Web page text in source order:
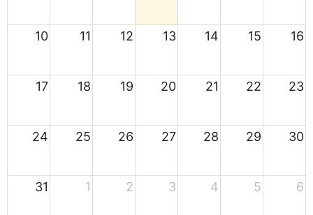
10 11 12 13 14 15 16
17 18 19 20 21 22 23
24 25 26 27 28 29 30
31 1 2 3 4 5 6